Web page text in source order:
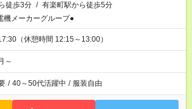
徒歩3分 / 有楽町駅から徒歩5分
機メーカーグループ●
（休憩時間 12:15～13:00）
～
/ 40～50代活躍中 / 服装自由